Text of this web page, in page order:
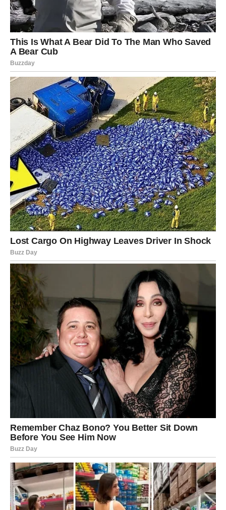
Porodica i dom:važan razgovor u kući, razjašnjenje ili
pomirenje.
Ljubav:zauzeti Rakovi traže nežnost, sigurnost i potvrdu.
Slobodni mogu doživeti susret koji izgleda kao sudbina,
jer budi osećaj „poznajem te“.
Poruka sudbine:ono što je vaše – oseća se kao mir.
LAV – ISTINA ODNOSA I
PONOSA: KAD SJAj NE MOŽE DA
SAKRIJE TUGU
Lavovima naredni dani donose ogledalo: da li se smejete
zato što ste srećni ili zato što ne želite da drugi vide da
vas nešto boli? Važna dešavanja dolaze kroz posao,
reputaciju, ali najviše kroz odnose.
Posao:
moguće priznanje ili test autoriteta. Neko vas
gleda i procenjuje – ali vi imate šansu da pokažete klasu.
Ljubav:
ponos može biti prepreka. Ako spustite gard,
dobijate dublju povezanost. Ako ne, odnos se udaljava.
Slobodni Lavovi mogu doživeti kontakt sa osobom koja ih
vidi „iza sjaja“.
Poruka sudbine:prava snaga je iskrenost.
DEVICA – RASPLET I
OLAKŠANJE: KAD KONAČNO
SVE DOBIJE SMISAO
Device ulaze u dane u kojima se rešava ono što je dugo
stajalo kao kamen u stomaku. Važna dešavanja dolaze
kroz posao, obaveze, ali i kroz ličnu spoznaju: šta vam
više ne služi.
Posao:moguć razgovor sa nadređenima, promena
zadataka ili konačno priznanje truda.